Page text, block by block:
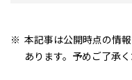
本記事は公開時点の情
あります。予めご了承く